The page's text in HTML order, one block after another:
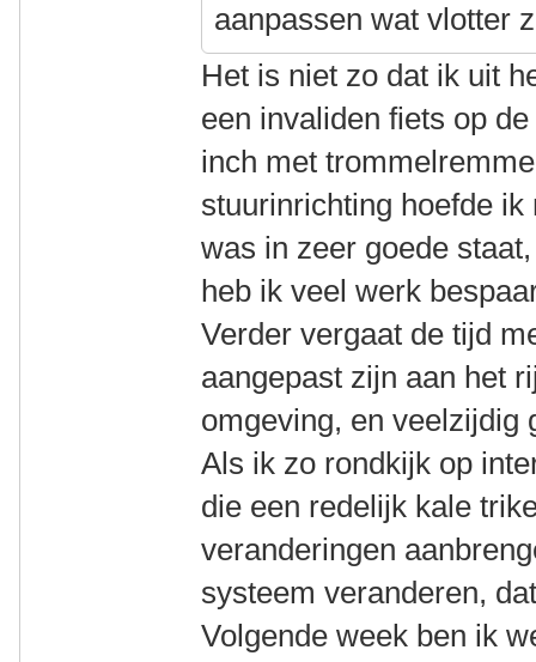
aanpassen wat vlotter
Het is niet zo dat ik uit
een invaliden fiets op
inch met
stuurinrichting hoefde
was in zeer goede
heb ik veel werk
Verder vergaat de tijd
aangepast zijn aan het
omgeving, en veelzijdig
Als ik zo rondkijk op
die een redelijk kale
veranderingen
systeem veranderen,
Volgende week ben ik